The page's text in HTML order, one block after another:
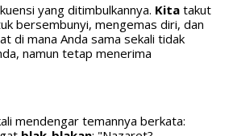
yang ditimbulkannya. Kita takut
bersembunyi, mengemas diri, dan
di mana Anda sama sekali tidak
namun tetap menerima
mendengar temannya berkata: